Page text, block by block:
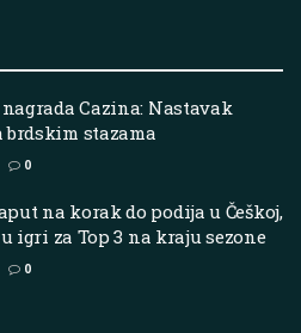
Cazina: Nastavak
brdskim stazama
0
na korak do podija u Češkoj,
igri za Top 3 na kraju sezone
0